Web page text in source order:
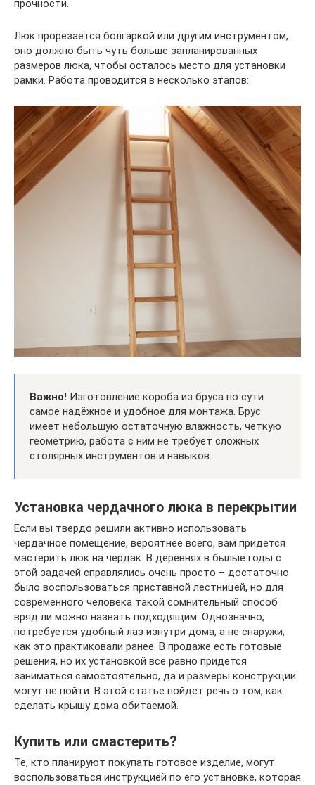
прочности.
Люк прорезается болгаркой или другим инструментом,
оно должно быть чуть больше запланированных
размеров люка, чтобы осталось место для установки
рамки. Работа проводится в несколько этапов:
Важно! Изготовление короба из бруса по сути
самое надёжное и удобное для монтажа. Брус
имеет небольшую остаточную влажность, четкую
геометрию, работа с ним не требует сложных
столярных инструментов и навыков.
Установка чердачного люка в перекрытии
Если вы твердо решили активно использовать
чердачное помещение, вероятнее всего, вам придется
мастерить люк на чердак. В деревнях в былые годы с
этой задачей справлялись очень просто – достаточно
было воспользоваться приставной лестницей, но для
современного человека такой сомнительный способ
вряд ли можно назвать подходящим. Однозначно,
потребуется удобный лаз изнутри дома, а не снаружи,
как это практиковали ранее. В продаже есть готовые
решения, но их установкой все равно придется
заниматься самостоятельно, да и размеры конструкции
могут не пойти. В этой статье пойдет речь о том, как
сделать крышу дома обитаемой.
Купить или смастерить?
Те, кто планируют покупать готовое изделие, могут
воспользоваться инструкцией по его установке, которая